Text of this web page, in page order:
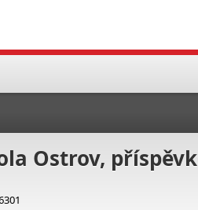
Ostrov,